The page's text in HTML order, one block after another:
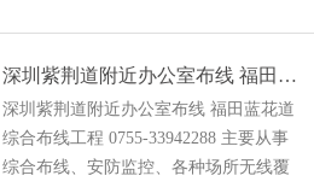
震荡发声器和寻线器及相应的适配线组
深圳紫荆道附近办公室布线 福田蓝花道综合布线工程
深圳紫荆道附近办公室布线 福田蓝花道
综合布线工程 0755-33942288 主要从事
综合布线、安防监控、各种场所无线覆